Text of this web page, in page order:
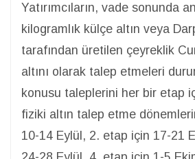
Yatırımcıların, vade sonunda
kilogramlık külçe altın veya
tarafından üretilen çeyreklik
altını olarak talep etmeleri
konusu taleplerini her bir etap
fiziki altın talep etme
10-14 Eylül, 2. etap için 17-21